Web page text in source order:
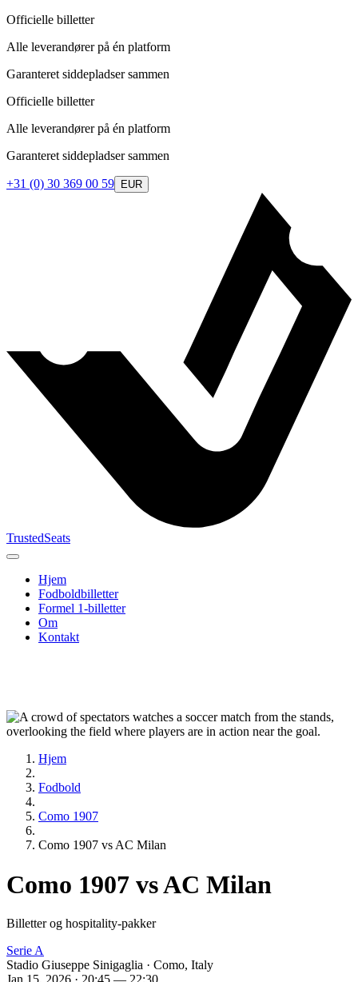
Officielle billetter
Alle leverandører på én platform
Garanteret siddepladser sammen
Officielle billetter
Alle leverandører på én platform
Garanteret siddepladser sammen
+31 (0) 30 369 00 59 EUR
TrustedSeats
Hjem
Fodboldbilletter
Formel 1-billetter
Om
Kontakt
Hjem
Fodbold
Como 1907
Como 1907 vs AC Milan
Como 1907 vs AC Milan
Billetter og hospitality-pakker
Serie A
Stadio Giuseppe Sinigaglia · Como, Italy
Jan 15, 2026 · 20:45 — 22:30